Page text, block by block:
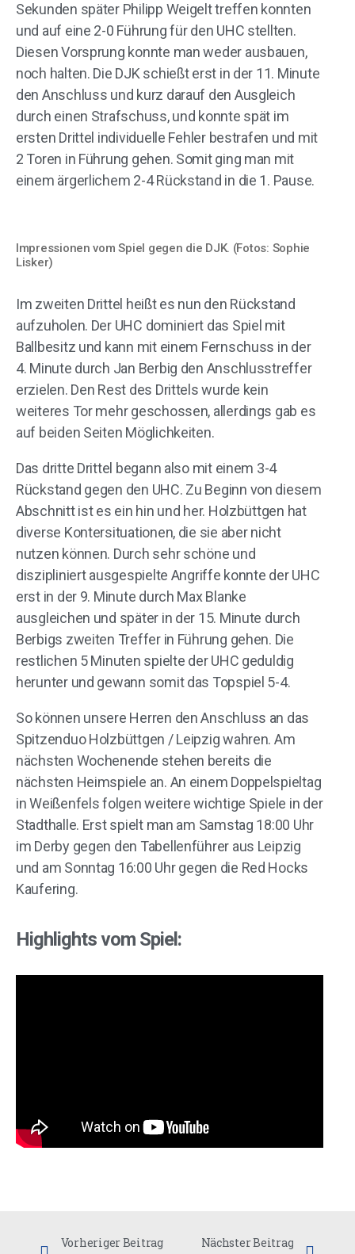
Sekunden später Philipp Weigelt treffen konnten
und auf eine 2-0 Führung für den UHC stellten.
Diesen Vorsprung konnte man weder ausbauen,
noch halten. Die DJK schießt erst in der 11. Minute
den Anschluss und kurz darauf den Ausgleich
durch einen Strafschuss, und konnte spät im
ersten Drittel individuelle Fehler bestrafen und mit
2 Toren in Führung gehen. Somit ging man mit
einem ärgerlichem 2-4 Rückstand in die 1. Pause.
Impressionen vom Spiel gegen die DJK. (Fotos: Sophie
Lisker)
Im zweiten Drittel heißt es nun den Rückstand
aufzuholen. Der UHC dominiert das Spiel mit
Ballbesitz und kann mit einem Fernschuss in der
4. Minute durch Jan Berbig den Anschlusstreffer
erzielen. Den Rest des Drittels wurde kein
weiteres Tor mehr geschossen, allerdings gab es
auf beiden Seiten Möglichkeiten.
Das dritte Drittel begann also mit einem 3-4
Rückstand gegen den UHC. Zu Beginn von diesem
Abschnitt ist es ein hin und her. Holzbüttgen hat
diverse Kontersituationen, die sie aber nicht
nutzen können. Durch sehr schöne und
diszipliniert ausgespielte Angriffe konnte der UHC
erst in der 9. Minute durch Max Blanke
ausgleichen und später in der 15. Minute durch
Berbigs zweiten Treffer in Führung gehen. Die
restlichen 5 Minuten spielte der UHC geduldig
herunter und gewann somit das Topspiel 5-4.
So können unsere Herren den Anschluss an das
Spitzenduo Holzbüttgen / Leipzig wahren. Am
nächsten Wochenende stehen bereits die
nächsten Heimspiele an. An einem Doppelspieltag
in Weißenfels folgen weitere wichtige Spiele in der
Stadthalle. Erst spielt man am Samstag 18:00 Uhr
im Derby gegen den Tabellenführer aus Leipzig
und am Sonntag 16:00 Uhr gegen die Red Hocks
Kaufering.
Highlights vom Spiel:
Vorheriger Beitrag Nächster Beitrag